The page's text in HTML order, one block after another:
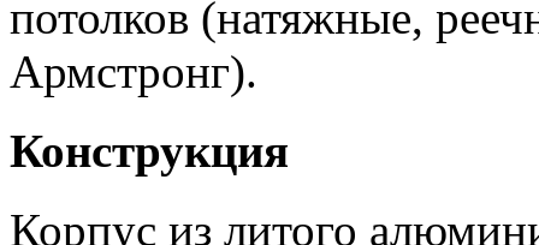
потолков (натяжные,
Армстронг).
Конструкция
Корпус из литого